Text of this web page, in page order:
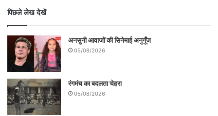
पिछले लेख देखें
अनसुनी आवाजों की सिनेमाई अनुगूँज
05/08/2026
रंगमंच का बदलता चेहरा
05/08/2026